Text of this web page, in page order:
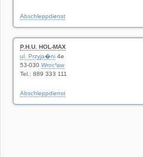
Abschleppdienst
P.H.U. HOL-MAX
ul. Przyja�ni 4e
53-030 Wroc³aw
Tel.: 889 333 111
Abschleppdienst